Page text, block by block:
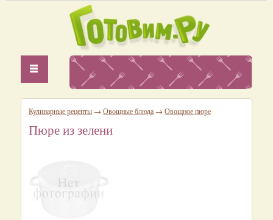
Кулинарные рецепты → Овощные блюда → Овощное пюре
Пюре из зелени